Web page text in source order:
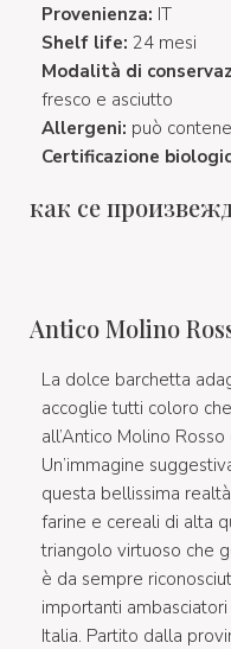
Provenienza: IT
Shelf life: 24 mesi
Modalità di
fresco e asciutto
Allergeni: può
Certificazione
как се
Antico Molino
La dolce barchetta
accoglie tutti coloro
all’Antico Molino
Un’immagine
questa bellissima
farine e cereali di alta
triangolo virtuoso che
è da sempre
importanti
Italia. Partito dalla